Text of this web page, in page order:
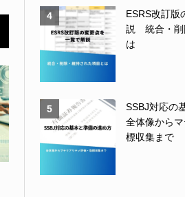
4
ESRS改訂版
説 統合・削
は
5
SSBJ対応の
全体像から
標収集まで